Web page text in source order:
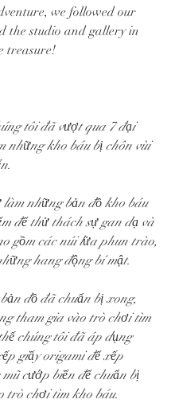
we followed our
the studio and gallery in
treasure!
tôi đã vượt qua 7 đại
những kho báu bị chôn vùi
làm những bản đồ kho báu
để thử thách sự gan dạ và
gồm các núi lửa phun trào,
hang động bí mật.
đồ đã chuẩn bị xong,
tham gia vào trò chơi tìm
chúng tôi đã áp dụng
giấy origami để xếp
cướp biển để chuẩn bị
trò chơi tìm kho báu.